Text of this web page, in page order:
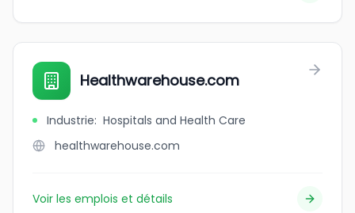
Healthwarehouse.com
Industrie: Hospitals and Health Care
healthwarehouse.com
Voir les emplois et détails